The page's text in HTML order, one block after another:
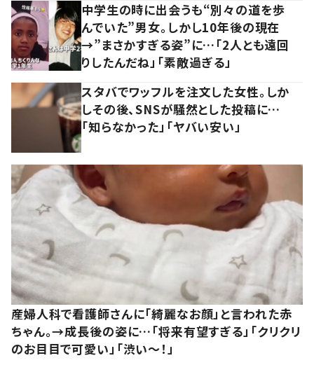
中学生の時に出会うも“別々の道を歩
んでいた”男女。しかし10年後の現在
→”まさかすぎる姿”に…「2人とも遠回
りしたんだね」「素敵過ぎる」
スタバでワッフルを注文した女性。しか
しその後、SNSが騒然とした投稿に…
「知らなかった」「ヤバい安い」
産婦人科で看護師さんに「綺麗なお顔」と言われた赤
ちゃん。→成長後の姿に…「将来有望すぎる」「クリクリ
のお目目で可愛い」「渋い～！」